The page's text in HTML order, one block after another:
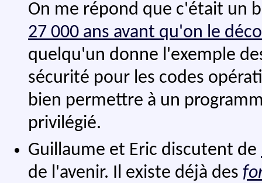
On me répond que c'était un
27 000 ans avant qu'on le
quelqu'un donne l'exemple
sécurité pour les codes
bien permettre à un
privilégié.
Guillaume et Eric discutent de
de l'avenir. Il existe déjà des